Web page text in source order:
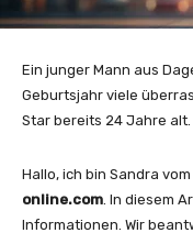
Ein junger Mann aus
Geburtsjahr viele
Star bereits 24 Jahre alt.
Hallo, ich bin Sandra
online.com. In diesem
Informationen. Wir